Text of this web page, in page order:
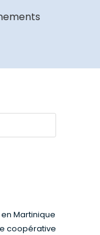
Martinique
coopérative